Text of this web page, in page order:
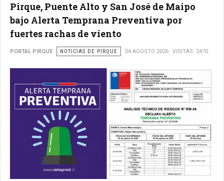
Pirque, Puente Alto y San José de Maipo
bajo Alerta Temprana Preventiva por
fuertes rachas de viento
PORTAL PIRQUE NOTICIAS DE PIRQUE 04 AGOSTO 2026 VISITAS: 2470